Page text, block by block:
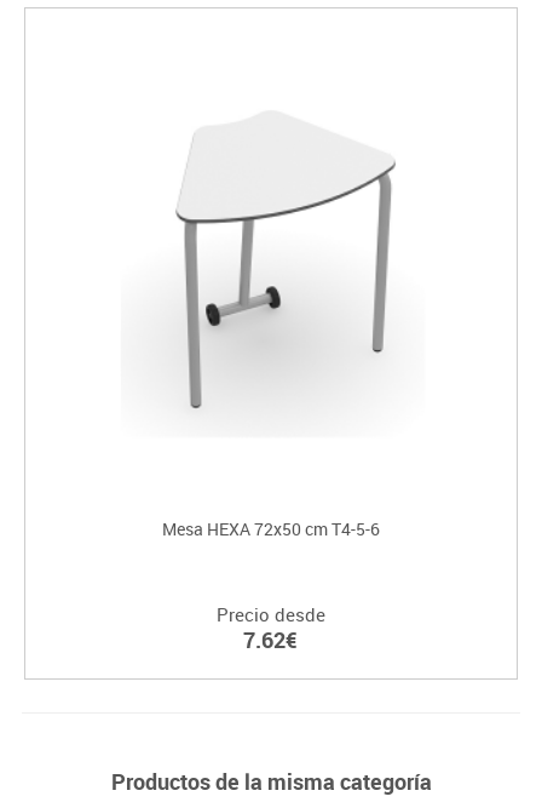
Mesa HEXA 72x50 cm T4-5-6
Precio desde
7.62€
Productos de la misma categoría